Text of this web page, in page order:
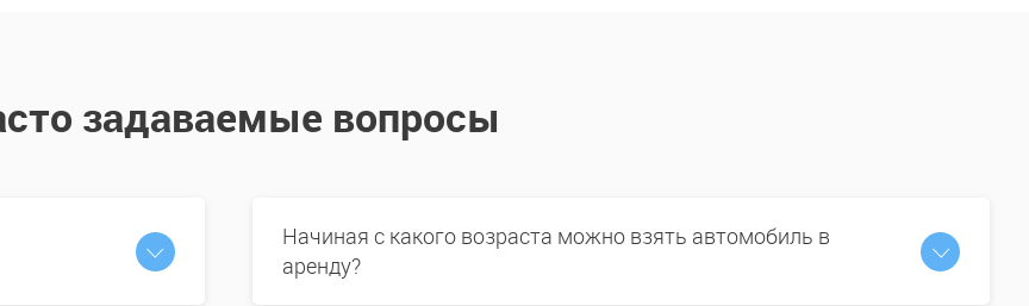
задаваемые вопросы
Начиная с какого возраста можно взять автомобиль в
аренду?